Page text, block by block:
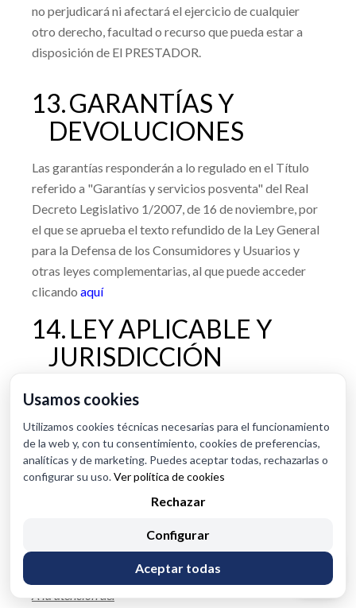
no perjudicará ni afectará el ejercicio de cualquier
otro derecho, facultad o recurso que pueda estar a
disposición de El PRESTADOR.
13.GARANTÍAS Y
DEVOLUCIONES
Las garantías responderán a lo regulado en el Título
referido a "Garantías y servicios posventa" del Real
Decreto Legislativo 1/2007, de 16 de noviembre, por
el que se aprueba el texto refundido de la Ley General
para la Defensa de los Consumidores y Usuarios y
otras leyes complementarias, al que puede acceder
clicando aquí
14. LEY APLICABLE Y
JURISDICCIÓN
Estas condiciones se regirán o interpretarán conforme
a la legislación española en aquello que no esté
que pudiera suscitarse de la prestación de los
productos o servicios objeto de estas Condiciones se
someterá a los juzgados y tribunales del domicilio del
USUARIO, al lugar del cumplimiento de la obligación
ANEXO I. FORMULARIO DESISTIMIENTO.
Usamos cookies
Utilizamos cookies técnicas necesarias para el funcionamiento
de la web y, con tu consentimiento, cookies de preferencias,
analíticas y de marketing. Puedes aceptar todas, rechazarlas o
configurar su uso.Ver política de cookies
Rechazar
Configurar
Aceptar todas